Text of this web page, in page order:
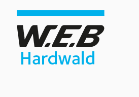
Inhaltsbereich
Suche
Hauptnavigation
Kontakt
Footer